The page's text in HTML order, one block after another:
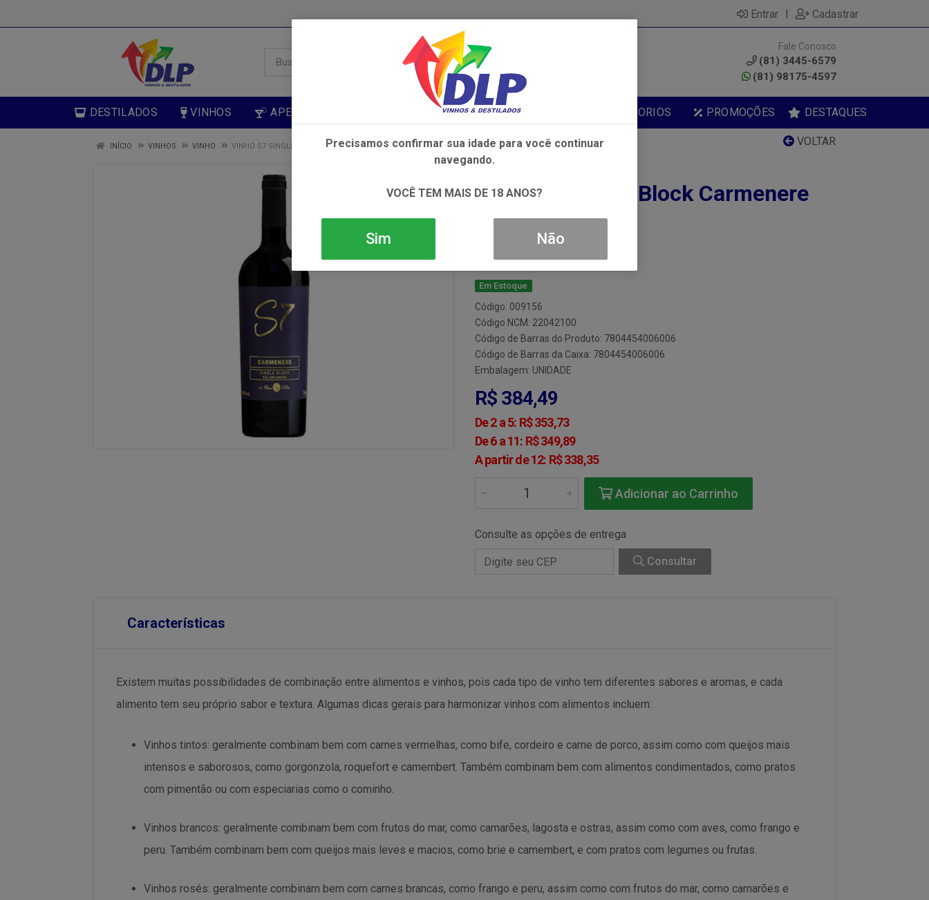
Entrar | Cadastrar
Fale Conosco
(81) 3445-6579
(81) 98175-4597
DESTILADOS VINHOS APERITIVOS NÃO ALCOÓLICOS ALIMENTOS ACESSORIOS PROMOÇÕES DESTAQUES
VOLTAR
INÍCIO VINHOS VINHO VINHO S7 SINGLE BLOCK CARMENERE TINTO 1X750ML
Vinho S7 Single Block Carmenere
Tinto 1x750ml
Em Estoque
Código: 009156
Código NCM: 22042100
Código de Barras do Produto: 7804454006006
Código de Barras da Caixa: 7804454006006
Embalagem: UNIDADE
R$ 384,49
De 2 a 5: R$ 353,73
De 6 a 11: R$ 349,89
A partir de 12: R$ 338,35
Adicionar ao Carrinho
Consulte as opções de entrega
Consultar
Características
Existem muitas possibilidades de combinação entre alimentos e vinhos, pois cada tipo de vinho tem diferentes sabores e aromas, e cada
alimento tem seu próprio sabor e textura. Algumas dicas gerais para harmonizar vinhos com alimentos incluem:
Vinhos tintos: geralmente combinam bem com carnes vermelhas, como bife, cordeiro e carne de porco, assim como com queijos mais
intensos e saborosos, como gorgonzola, roquefort e camembert. Também combinam bem com alimentos condimentados, como pratos
com pimentão ou com especiarias como o cominho.
Vinhos brancos: geralmente combinam bem com frutos do mar, como camarões, lagosta e ostras, assim como com aves, como frango e
peru. Também combinam bem com queijos mais leves e macios, como brie e camembert, e com pratos com legumes ou frutas.
Vinhos rosés: geralmente combinam bem com carnes brancas, como frango e peru, assim como com frutos do mar, como camarões e
Precisamos confirmar sua idade para você continuar
navegando.
VOCÊ TEM MAIS DE 18 ANOS?
Sim Não